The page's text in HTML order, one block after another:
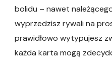
bolidu – nawet
wyprzedzisz rywali na
prawidłowo wytypujesz
każda karta mogą